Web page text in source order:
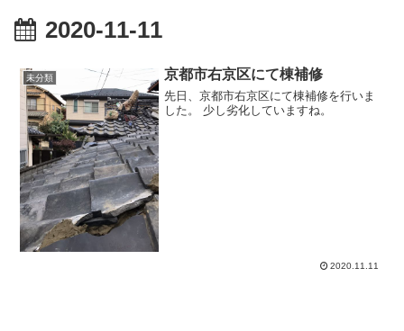
2020-11-11
未分類 京都市右京区にて棟補修
先日、京都市右京区にて棟補修を行いま
した。 少し劣化していますね。
2020.11.11